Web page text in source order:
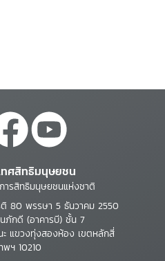
ทศสิทธิมนุษยชน
ารสิทธิมนุษยชนแห่งชาติ
ติ 80 พรรษา 5 ธันวาคม 2550
ภักดี (อาคารบี) ชั้น 7
แขวงทุ่งสองห้อง เขตหลักสี่
พฯ 10210